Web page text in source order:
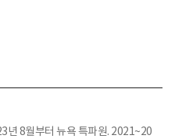
년 8월부터 뉴욕 특파원. 2021~20